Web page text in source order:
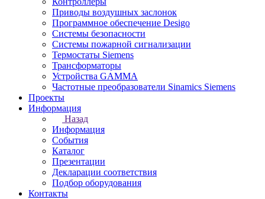
Приводы воздушных заслонок
Программное обеспечение Desigo
Системы безопасности
Системы пожарной сигнализации
Термостаты Siemens
Трансформаторы
Устройства GAMMA
Частотные преобразователи Sinamics Siemens
Проекты
Информация
Назад
Информация
События
Каталог
Презентации
Декларации соответствия
Подбор оборудования
Контакты